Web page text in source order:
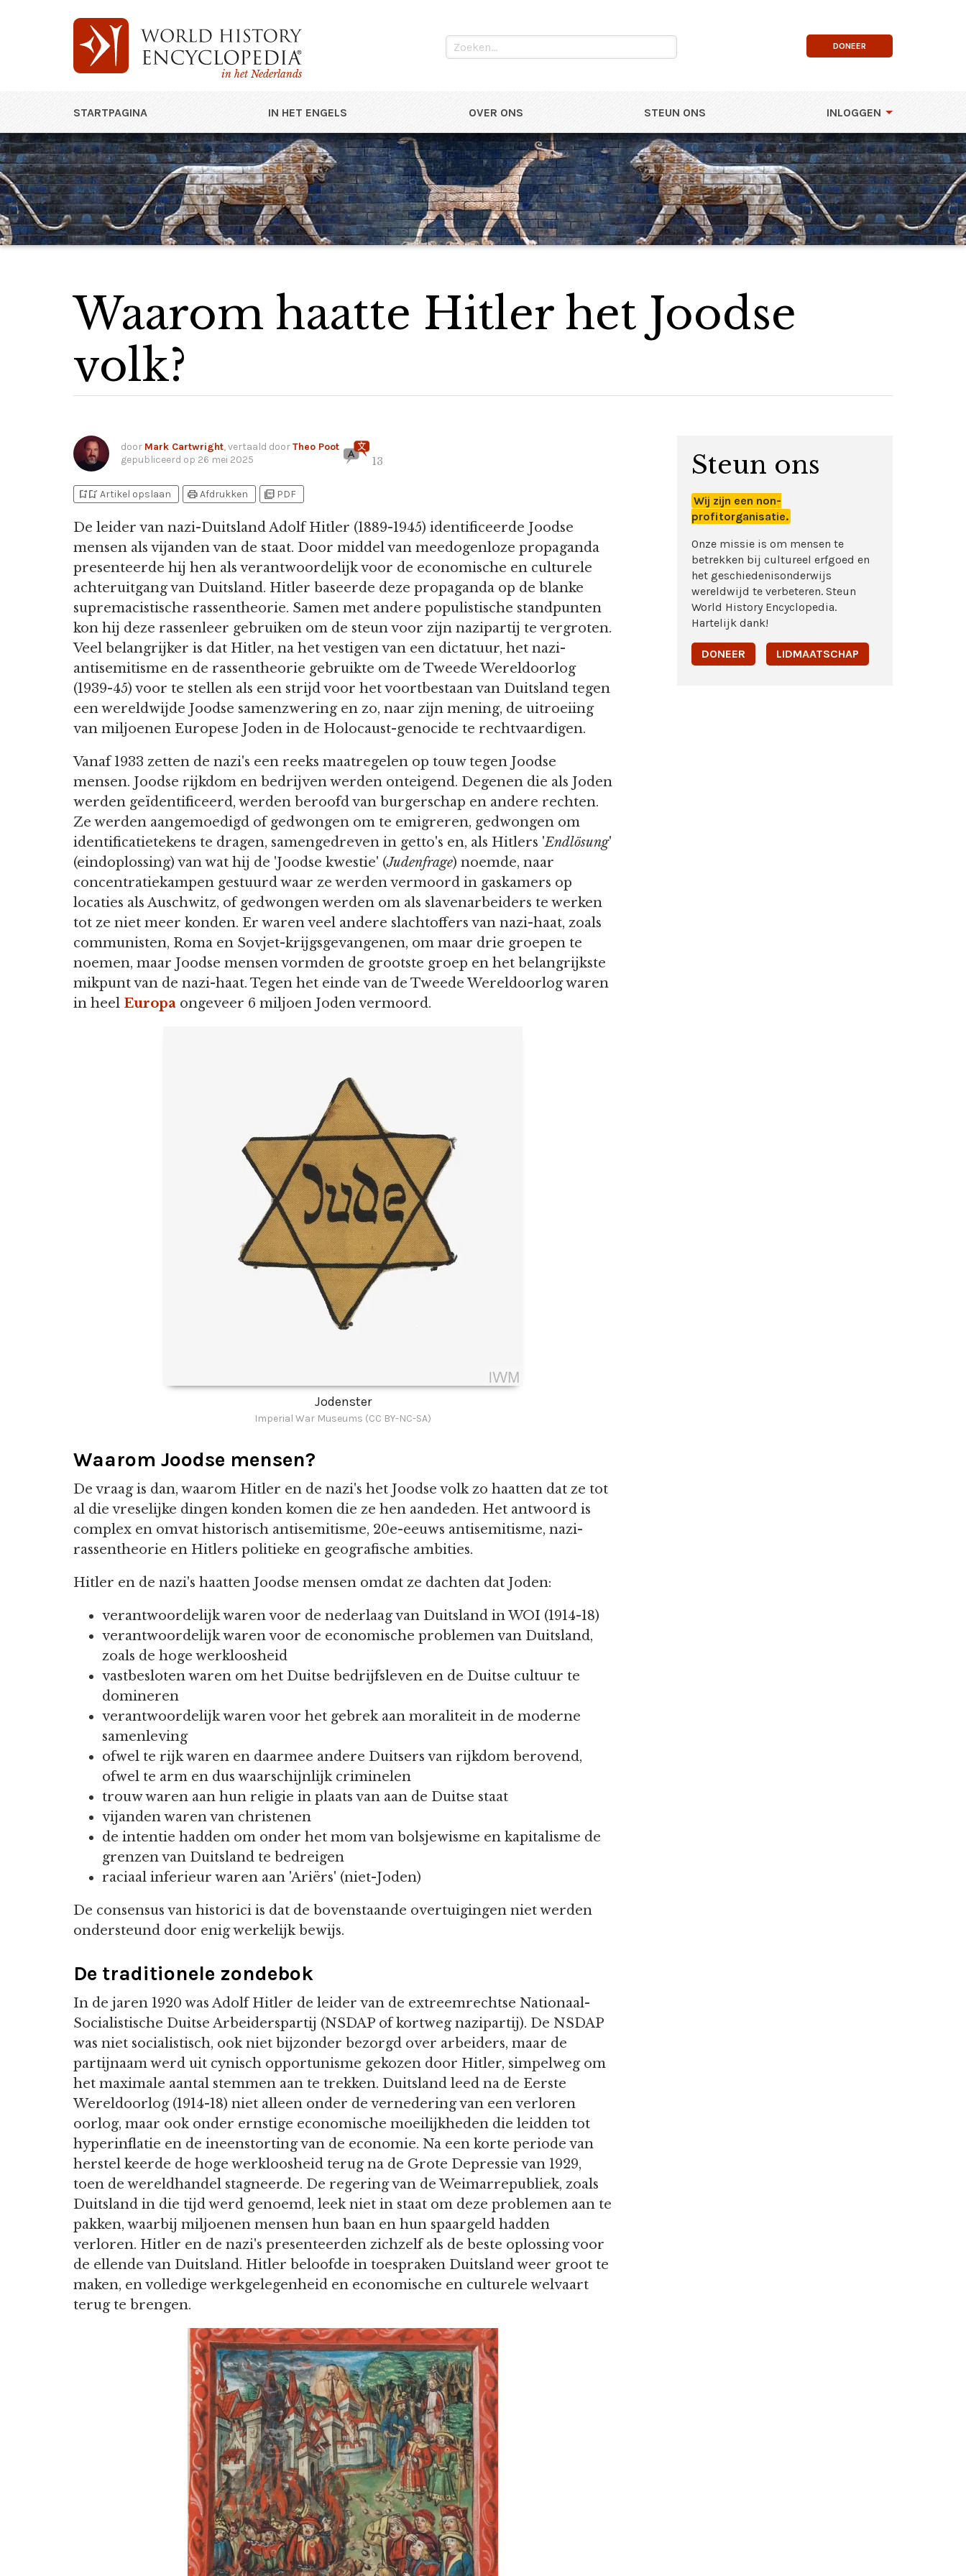
in het Nederlands
DONEER
STARTPAGINA IN HET ENGELS OVER ONS STEUN ONS INLOGGEN
Waarom haatte Hitler het Joodse
volk?
door Mark Cartwright, vertaald doorTheo Poot
gepubliceerd op 26 mei 2025 13
bookmark_addbookmark_added Artikel opslaan printAfdrukken picture_as_pdf PDF
De leider van nazi-Duitsland Adolf Hitler (1889-1945) identificeerde Joodse
mensen als vijanden van de staat. Door middel van meedogenloze propaganda
presenteerde hij hen als verantwoordelijk voor de economische en culturele
achteruitgang van Duitsland. Hitler baseerde deze propaganda op de blanke
supremacistische rassentheorie. Samen met andere populistische standpunten
kon hij deze rassenleer gebruiken om de steun voor zijn nazipartij te vergroten.
Veel belangrijker is dat Hitler, na het vestigen van een dictatuur, het nazi-
antisemitisme en de rassentheorie gebruikte om de Tweede Wereldoorlog
(1939-45) voor te stellen als een strijd voor het voortbestaan van Duitsland tegen
een wereldwijde Joodse samenzwering en zo, naar zijn mening, de uitroeiing
van miljoenen Europese Joden in de Holocaust-genocide te rechtvaardigen.
Vanaf 1933 zetten de nazi's een reeks maatregelen op touw tegen Joodse
mensen. Joodse rijkdom en bedrijven werden onteigend. Degenen die als Joden
werden geïdentificeerd, werden beroofd van burgerschap en andere rechten.
Ze werden aangemoedigd of gedwongen om te emigreren, gedwongen om
identificatietekens te dragen, samengedreven in getto's en, als Hitlers 'Endlösung'
(eindoplossing) van wat hij de 'Joodse kwestie' (Judenfrage) noemde, naar
concentratiekampen gestuurd waar ze werden vermoord in gaskamers op
locaties als Auschwitz, of gedwongen werden om als slavenarbeiders te werken
tot ze niet meer konden. Er waren veel andere slachtoffers van nazi-haat, zoals
communisten, Roma en Sovjet-krijgsgevangenen, om maar drie groepen te
noemen, maar Joodse mensen vormden de grootste groep en het belangrijkste
mikpunt van de nazi-haat. Tegen het einde van de Tweede Wereldoorlog waren
in heel Europa ongeveer 6 miljoen Joden vermoord.
Jodenster
Imperial War Museums (CC BY-NC-SA)
Waarom Joodse mensen?
De vraag is dan, waarom Hitler en de nazi's het Joodse volk zo haatten dat ze tot
al die vreselijke dingen konden komen die ze hen aandeden. Het antwoord is
complex en omvat historisch antisemitisme, 20e-eeuws antisemitisme, nazi-
rassentheorie en Hitlers politieke en geografische ambities.
Hitler en de nazi's haatten Joodse mensen omdat ze dachten dat Joden:
verantwoordelijk waren voor de nederlaag van Duitsland in WOI (1914-18)
verantwoordelijk waren voor de economische problemen van Duitsland,
zoals de hoge werkloosheid
vastbesloten waren om het Duitse bedrijfsleven en de Duitse cultuur te
domineren
verantwoordelijk waren voor het gebrek aan moraliteit in de moderne
samenleving
ofwel te rijk waren en daarmee andere Duitsers van rijkdom berovend,
ofwel te arm en dus waarschijnlijk criminelen
trouw waren aan hun religie in plaats van aan de Duitse staat
vijanden waren van christenen
de intentie hadden om onder het mom van bolsjewisme en kapitalisme de
grenzen van Duitsland te bedreigen
raciaal inferieur waren aan 'Ariërs' (niet-Joden)
De consensus van historici is dat de bovenstaande overtuigingen niet werden
ondersteund door enig werkelijk bewijs.
De traditionele zondebok
In de jaren 1920 was Adolf Hitler de leider van de extreemrechtse Nationaal-
Socialistische Duitse Arbeiderspartij (NSDAP of kortweg nazipartij). De NSDAP
was niet socialistisch, ook niet bijzonder bezorgd over arbeiders, maar de
partijnaam werd uit cynisch opportunisme gekozen door Hitler, simpelweg om
het maximale aantal stemmen aan te trekken. Duitsland leed na de Eerste
Wereldoorlog (1914-18) niet alleen onder de vernedering van een verloren
oorlog, maar ook onder ernstige economische moeilijkheden die leidden tot
hyperinflatie en de ineenstorting van de economie. Na een korte periode van
herstel keerde de hoge werkloosheid terug na de Grote Depressie van 1929,
toen de wereldhandel stagneerde. De regering van de Weimarrepubliek, zoals
Duitsland in die tijd werd genoemd, leek niet in staat om deze problemen aan te
pakken, waarbij miljoenen mensen hun baan en hun spaargeld hadden
verloren. Hitler en de nazi's presenteerden zichzelf als de beste oplossing voor
de ellende van Duitsland. Hitler beloofde in toespraken Duitsland weer groot te
maken, en volledige werkgelegenheid en economische en culturele welvaart
terug te brengen.
Steun ons
Wij zijn een non-
profitorganisatie.
Onze missie is om mensen te
betrekken bij cultureel erfgoed en
het geschiedenisonderwijs
wereldwijd te verbeteren. Steun
World History Encyclopedia.
Hartelijk dank!
DONEER LIDMAATSCHAP